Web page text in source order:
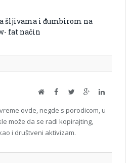
šljivama i đumbirom na
fat način
WebsiteFacebook
TwitterGoogle+LinkedIn
ovde, negde s porodicom, u
može da se radi kopirajting,
i društveni aktivizam.